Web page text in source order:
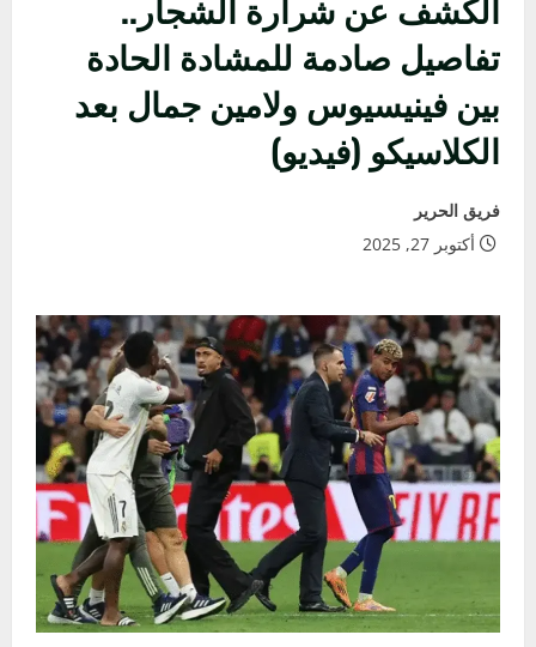
تفاصيل صادمة للمشادة الحادة
بين فينيسيوس ولامين جمال بعد
الكلاسيكو (فيديو)
فريق الحرير
أكتوبر 27, 2025